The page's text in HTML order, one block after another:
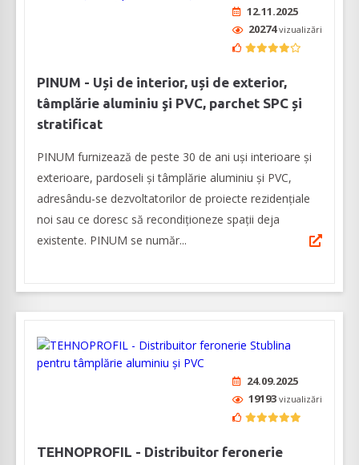
12.11.2025
20274vizualizări
PINUM - Uși de interior, uși de exterior,
tâmplărie aluminiu şi PVC, parchet SPC și
stratificat
PINUM furnizează de peste 30 de ani uși interioare şi
exterioare, pardoseli şi tâmplărie aluminiu şi PVC,
adresându-se dezvoltatorilor de proiecte rezidențiale
noi sau ce doresc să recondiționeze spații deja
existente. PINUM se număr...
24.09.2025
19193 vizualizări
TEHNOPROFIL - Distribuitor feronerie